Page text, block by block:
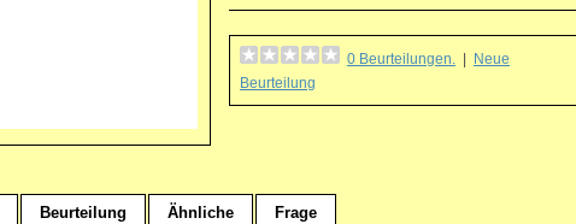
0 Beurteilungen.
Neue
Beurteilung
Beurteilung Ähnliche Frage